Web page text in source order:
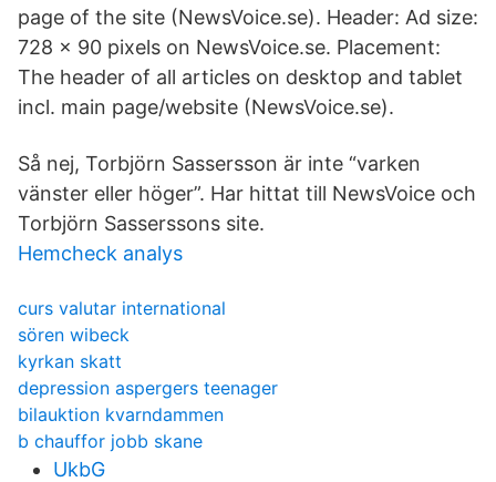
page of the site (NewsVoice.se). Header: Ad size:
728 × 90 pixels on NewsVoice.se. Placement:
The header of all articles on desktop and tablet
incl. main page/website (NewsVoice.se).
Så nej, Torbjörn Sassersson är inte “varken
vänster eller höger”. Har hittat till NewsVoice och
Torbjörn Sasserssons site.
Hemcheck analys
curs valutar international
sören wibeck
kyrkan skatt
depression aspergers teenager
bilauktion kvarndammen
b chauffor jobb skane
UkbG